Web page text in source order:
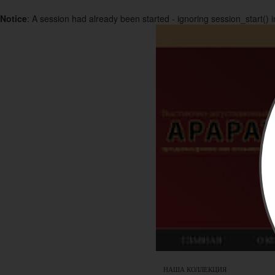
Notice: A session had already been started - ignoring session_start()
НАША КОЛЛЕКЦИЯ